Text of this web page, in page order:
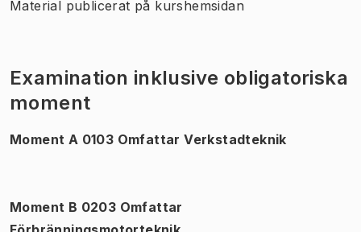
Material publicerat på kurshemsidan
Examination inklusive obligatoriska
moment
Moment A 0103 Omfattar Verkstadteknik
Moment B 0203 Omfattar